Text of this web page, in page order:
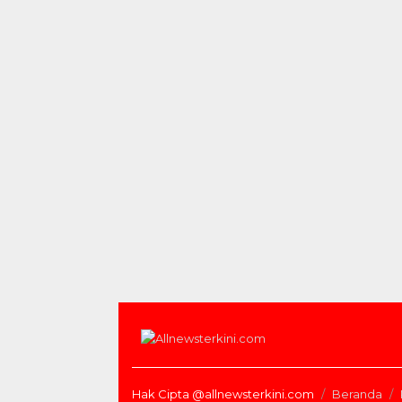
Hak Cipta @allnewsterkini.com Beranda